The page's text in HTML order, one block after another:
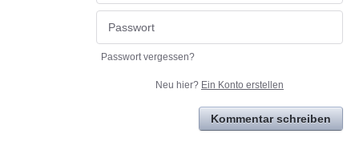
Passwort vergessen?
Neu hier? Ein Konto erstellen
Kommentar schreiben